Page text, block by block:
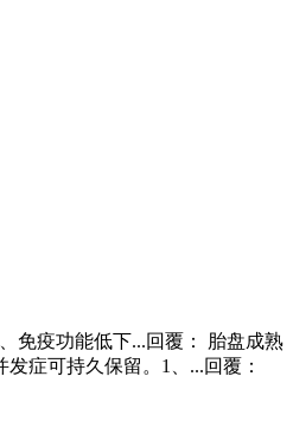
免疫功能低下...回覆： 胎盘成熟
症可持久保留。1、...回覆：